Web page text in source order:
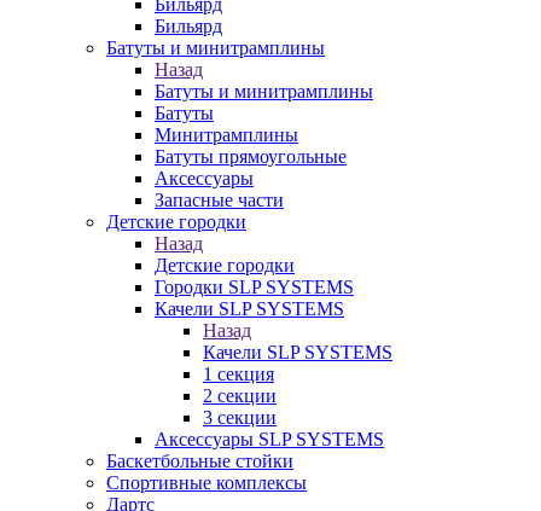
Бильяpд
Бильяpд
Батуты и минитрамплины
Назад
Батуты и минитрамплины
Батуты
Минитрамплины
Батуты прямоугольные
Аксессуары
Запасные части
Детские городки
Назад
Детские городки
Городки SLP SYSTEMS
Качели SLP SYSTEMS
Назад
Качели SLP SYSTEMS
1 секция
2 секции
3 секции
Аксессуары SLP SYSTEMS
Баскетбольные стойки
Спортивные комплексы
Дартс